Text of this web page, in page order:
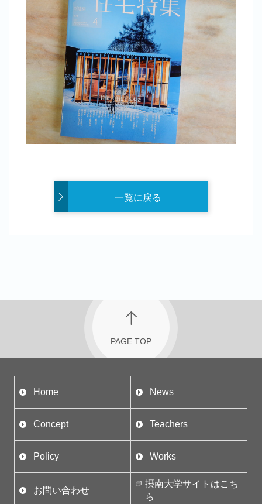
一覧に戻る
PAGE TOP
Home News
Concept Teachers
Policy Works
お問い合わせ
摂南大学サイトはこち
ら